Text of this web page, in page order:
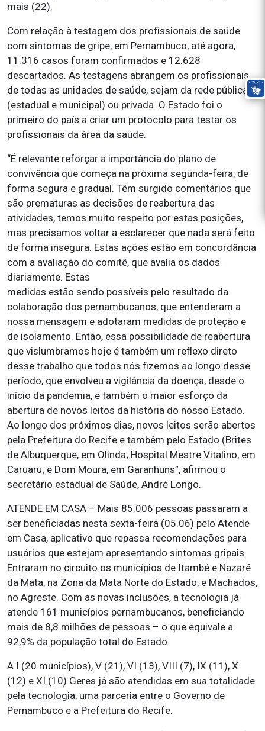
mais (22).
Com relação à testagem dos profissionais de saúde
com sintomas de gripe, em Pernambuco, até agora,
11.316 casos foram confirmados e 12.628
descartados. As testagens abrangem os profissionais
de todas as unidades de saúde, sejam da rede pública
(estadual e municipal) ou privada. O Estado foi o
primeiro do país a criar um protocolo para testar os
profissionais da área da saúde.
“É relevante reforçar a importância do plano de
convivência que começa na próxima segunda-feira, de
forma segura e gradual. Têm surgido comentários que
são prematuras as decisões de reabertura das
atividades, temos muito respeito por estas posições,
mas precisamos voltar a esclarecer que nada será feito
de forma insegura. Estas ações estão em concordância
com a avaliação do comitê, que avalia os dados
diariamente. Estas
medidas estão sendo possíveis pelo resultado da
colaboração dos pernambucanos, que entenderam a
nossa mensagem e adotaram medidas de proteção e
de isolamento. Então, essa possibilidade de reabertura
que vislumbramos hoje é também um reflexo direto
desse trabalho que todos nós fizemos ao longo desse
período, que envolveu a vigilância da doença, desde o
início da pandemia, e também o maior esforço da
abertura de novos leitos da história do nosso Estado.
Ao longo dos próximos dias, novos leitos serão abertos
pela Prefeitura do Recife e também pelo Estado (Brites
de Albuquerque, em Olinda; Hospital Mestre Vitalino, em
Caruaru; e Dom Moura, em Garanhuns”, afirmou o
secretário estadual de Saúde, André Longo.
ATENDE EM CASA – Mais 85.006 pessoas passaram a
ser beneficiadas nesta sexta-feira (05.06) pelo Atende
em Casa, aplicativo que repassa recomendações para
usuários que estejam apresentando sintomas gripais.
Entraram no circuito os municípios de Itambé e Nazaré
da Mata, na Zona da Mata Norte do Estado, e Machados,
no Agreste. Com as novas inclusões, a tecnologia já
atende 161 municípios pernambucanos, beneficiando
mais de 8,8 milhões de pessoas – o que equivale a
92,9% da população total do Estado.
A I (20 municípios), V (21), VI (13), VIII (7), IX (11), X
(12) e XI (10) Geres já são atendidas em sua totalidade
pela tecnologia, uma parceria entre o Governo de
Pernambuco e a Prefeitura do Recife.